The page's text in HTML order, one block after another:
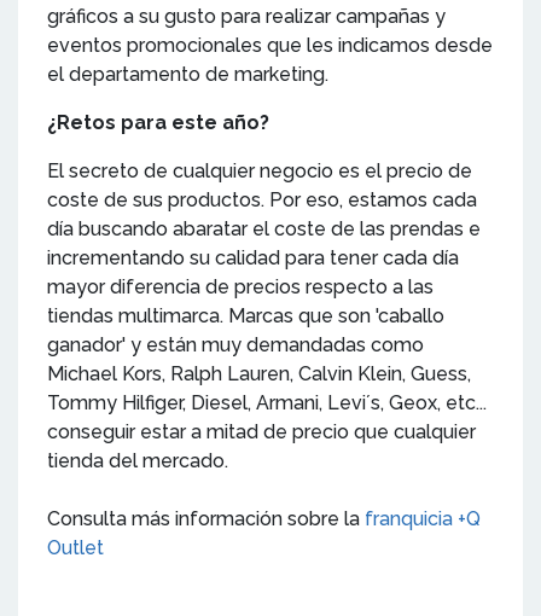
gráficos a su gusto para realizar campañas y
eventos promocionales que les indicamos desde
el departamento de marketing.
¿Retos para este año?
El secreto de cualquier negocio es el precio de
coste de sus productos. Por eso, estamos cada
día buscando abaratar el coste de las prendas e
incrementando su calidad para tener cada día
mayor diferencia de precios respecto a las
tiendas multimarca. Marcas que son 'caballo
ganador' y están muy demandadas como
Michael Kors, Ralph Lauren, Calvin Klein, Guess,
Tommy Hilfiger, Diesel, Armani, Levi´s, Geox, etc...
conseguir estar a mitad de precio que cualquier
tienda del mercado.
Consulta más información sobre la franquicia +Q
Outlet